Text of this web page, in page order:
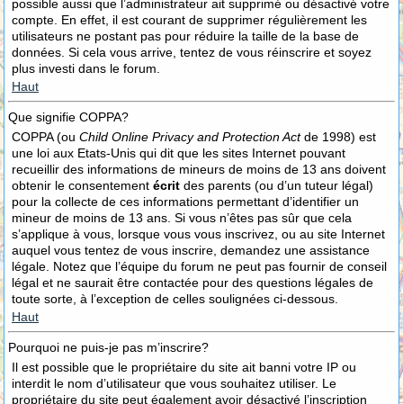
possible aussi que l’administrateur ait supprimé ou désactivé votre
compte. En effet, il est courant de supprimer régulièrement les
utilisateurs ne postant pas pour réduire la taille de la base de
données. Si cela vous arrive, tentez de vous réinscrire et soyez
plus investi dans le forum.
Haut
Que signifie COPPA?
COPPA (ou Child Online Privacy and Protection Actde 1998) est
une loi aux Etats-Unis qui dit que les sites Internet pouvant
recueillir des informations de mineurs de moins de 13 ans doivent
obtenir le consentement écrit des parents (ou d’un tuteur légal)
pour la collecte de ces informations permettant d’identifier un
mineur de moins de 13 ans. Si vous n’êtes pas sûr que cela
s’applique à vous, lorsque vous vous inscrivez, ou au site Internet
auquel vous tentez de vous inscrire, demandez une assistance
légale. Notez que l’équipe du forum ne peut pas fournir de conseil
légal et ne saurait être contactée pour des questions légales de
toute sorte, à l’exception de celles soulignées ci-dessous.
Haut
Pourquoi ne puis-je pas m’inscrire?
Il est possible que le propriétaire du site ait banni votre IP ou
interdit le nom d’utilisateur que vous souhaitez utiliser. Le
propriétaire du site peut également avoir désactivé l’inscription